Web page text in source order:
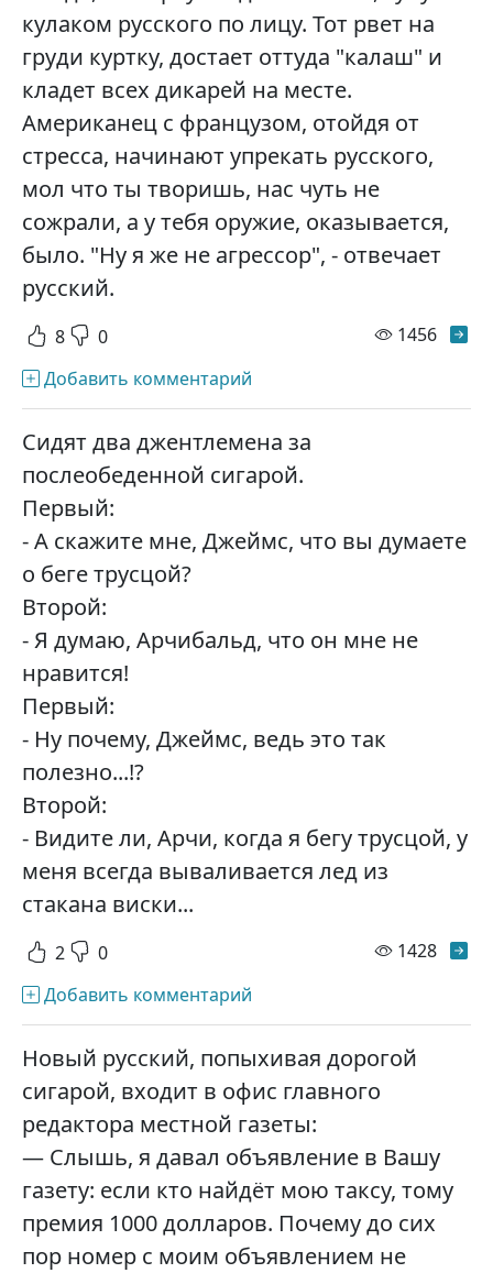
кулаком русского по лицу. Тот рвет на
груди куртку, достает оттуда "калаш" и
кладет всех дикарей на месте.
Американец с французом, отойдя от
стресса, начинают упрекать русского,
мол что ты творишь, нас чуть не
сожрали, а у тебя оружие, оказывается,
было. "Ну я же не агрессор", - отвечает
русский.
8 0 1456
Добавить комментарий
Сидят два джентлемена за
послеобеденной сигарой.
Первый:
- А скажите мне, Джеймс, что вы думаете
о беге трусцой?
Второй:
- Я думаю, Арчибальд, что он мне не
нравится!
Первый:
- Ну почему, Джеймс, ведь это так
полезно...!?
Второй:
- Видите ли, Арчи, когда я бегу трусцой, у
меня всегда вываливается лед из
стакана виски...
2 0 1428
Добавить комментарий
Новый русский, попыхивая дорогой
сигарой, входит в офис главного
редактора местной газеты:
— Слышь, я давал объявление в Вашу
газету: если кто найдёт мою таксу, тому
премия 1000 долларов. Почему до сих
пор номер с моим объявлением не